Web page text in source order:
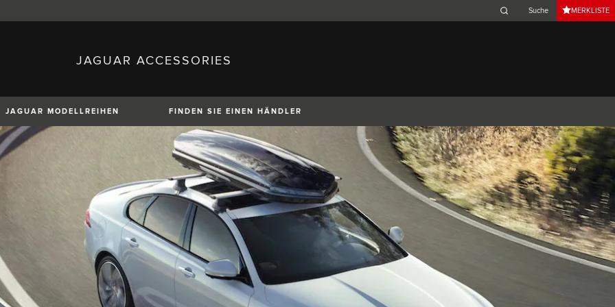
MERKLISTE
France (French)
Germany (German)
Italy (Italian)
Mexico (Spanish)
Romania (Romania)
South Africa (English)
Switzerland (French)
Switzerland (Italian)
JAGUAR ACCESSORIES
JAGUAR MODELLREIHEN FINDEN SIE EINEN HÄNDLER
XE XF XF SPORTBRAKE XJ F-TYPE